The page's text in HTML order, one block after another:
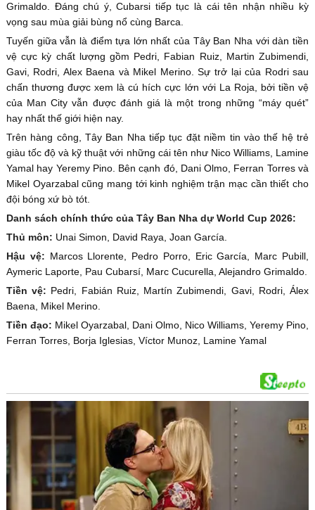
Grimaldo. Đáng chú ý, Cubarsi tiếp tục là cái tên nhận nhiều kỳ
vọng sau mùa giải bùng nổ cùng Barca.
Tuyến giữa vẫn là điểm tựa lớn nhất của Tây Ban Nha với dàn tiền
vệ cực kỳ chất lượng gồm Pedri, Fabian Ruiz, Martin Zubimendi,
Gavi, Rodri, Alex Baena và Mikel Merino. Sự trở lại của Rodri sau
chấn thương được xem là cú hích cực lớn với La Roja, bởi tiền vệ
của Man City vẫn được đánh giá là một trong những “máy quét”
hay nhất thế giới hiện nay.
Trên hàng công, Tây Ban Nha tiếp tục đặt niềm tin vào thế hệ trẻ
giàu tốc độ và kỹ thuật với những cái tên như Nico Williams, Lamine
Yamal hay Yeremy Pino. Bên cạnh đó, Dani Olmo, Ferran Torres và
Mikel Oyarzabal cũng mang tới kinh nghiệm trận mạc cần thiết cho
đội bóng xứ bò tót.
Danh sách chính thức của Tây Ban Nha dự World Cup 2026:
Thủ môn: Unai Simon, David Raya, Joan García.
Hậu vệ: Marcos Llorente, Pedro Porro, Eric García, Marc Pubill,
Aymeric Laporte, Pau Cubarsí, Marc Cucurella, Alejandro Grimaldo.
Tiền vệ: Pedri, Fabián Ruiz, Martín Zubimendi, Gavi, Rodri, Álex
Baena, Mikel Merino.
Tiền đạo: Mikel Oyarzabal, Dani Olmo, Nico Williams, Yeremy Pino,
Ferran Torres, Borja Iglesias, Víctor Munoz, Lamine Yamal